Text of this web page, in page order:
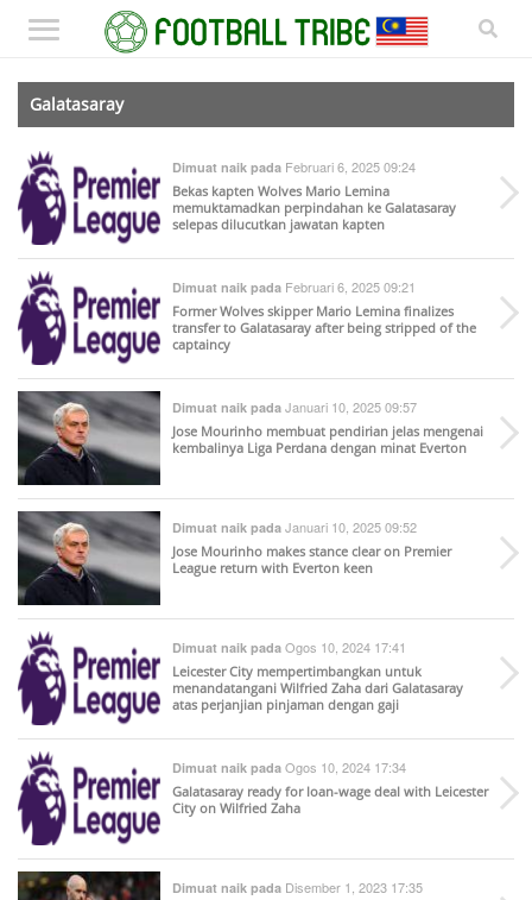
Galatasaray
Dimuat naik pada Februari 6, 2025 09:24
Bekas kapten Wolves Mario Lemina
memuktamadkan perpindahan ke Galatasaray
selepas dilucutkan jawatan kapten
Dimuat naik pada Februari 6, 2025 09:21
Former Wolves skipper Mario Lemina finalizes
transfer to Galatasaray after being stripped of the
captaincy
Dimuat naik pada Januari 10, 2025 09:57
Jose Mourinho membuat pendirian jelas mengenai
kembalinya Liga Perdana dengan minat Everton
Dimuat naik pada Januari 10, 2025 09:52
Jose Mourinho makes stance clear on Premier
League return with Everton keen
Dimuat naik pada Ogos 10, 2024 17:41
Leicester City mempertimbangkan untuk
menandatangani Wilfried Zaha dari Galatasaray
atas perjanjian pinjaman dengan gaji
Dimuat naik pada Ogos 10, 2024 17:34
Galatasaray ready for loan-wage deal with Leicester
City on Wilfried Zaha
Dimuat naik pada Disember 1, 2023 17:35